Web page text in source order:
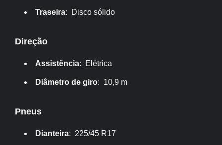
Traseira: Disco sólido
Direção
Assistência: Elétrica
Diâmetro de giro: 10,9 m
Pneus
Dianteira: 225/45 R17